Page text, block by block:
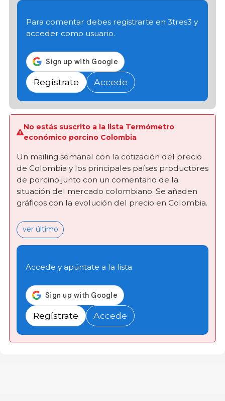
Para comentar debes registrarte en 3tres3 y
acceder como usuario.
Regístrate Accede
No estás suscrito a la lista Termómetro
económico porcino Colombia
Un mailing semanal con la cotización del precio
de Colombia y los principales países productores
de porcino junto con un comentario de la
situación del mercado colombiano. Se añaden
gráficos con la evolución del precio en Colombia.
ver último
Accede y apúntate a la lista
Regístrate Accede